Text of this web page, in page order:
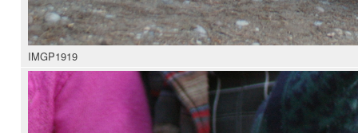
IMGP1919